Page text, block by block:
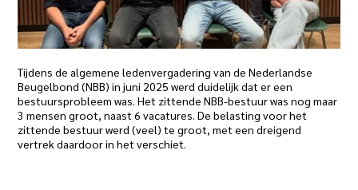
Tijdens de algemene ledenvergadering van de Nederlandse
Beugelbond (NBB) in juni 2025 werd duidelijk dat er een
bestuursprobleem was. Het zittende NBB-bestuur was nog maar
3 mensen groot, naast 6 vacatures. De belasting voor het
zittende bestuur werd (veel) te groot, met een dreigend
vertrek daardoor in het verschiet.